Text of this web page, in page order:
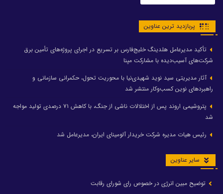
پربازدید ترین عناوین
تأکید مدیرعامل هلدینگ خلیج‌فارس بر تسریع در اجرای پروژه‌های تأمین برق
شرکت‌های آسیب‌دیده با مشارکت مپنا
آثار مدیریتی سید نوید شهیدی‌نیا با محوریت تحول، حکمرانی سازمانی و
راهبردهای نوین کسب‌وکار منتشر شد
پتروشیمی اروند پس از اختلالات ناشی از جنگ، با کاهش ۷۱ درصدی تولید مواجه
شد
رئیس هیات مدیره شرکت خریدار آلومینای ایران، مدیرعامل شد
سایر عناوین
توضیح مبین انرژی در خصوص رای شورای رقابت